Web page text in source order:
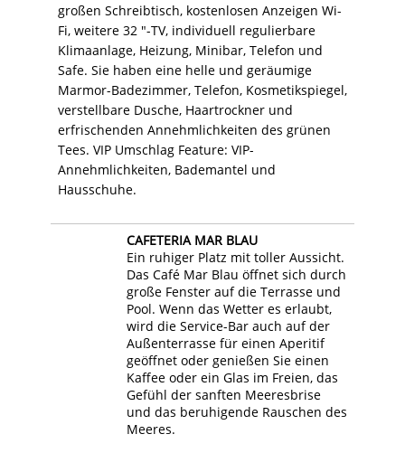
großen Schreibtisch, kostenlosen Anzeigen Wi-
Fi, weitere 32 "-TV, individuell regulierbare
Klimaanlage, Heizung, Minibar, Telefon und
Safe. Sie haben eine helle und geräumige
Marmor-Badezimmer, Telefon, Kosmetikspiegel,
verstellbare Dusche, Haartrockner und
erfrischenden Annehmlichkeiten des grünen
Tees. VIP Umschlag Feature: VIP-
Annehmlichkeiten, Bademantel und
Hausschuhe.
CAFETERIA MAR BLAU
Ein ruhiger Platz mit toller Aussicht.
Das Café Mar Blau öffnet sich durch
große Fenster auf die Terrasse und
Pool. Wenn das Wetter es erlaubt,
wird die Service-Bar auch auf der
Außenterrasse für einen Aperitif
geöffnet oder genießen Sie einen
Kaffee oder ein Glas im Freien, das
Gefühl der sanften Meeresbrise
und das beruhigende Rauschen des
Meeres.